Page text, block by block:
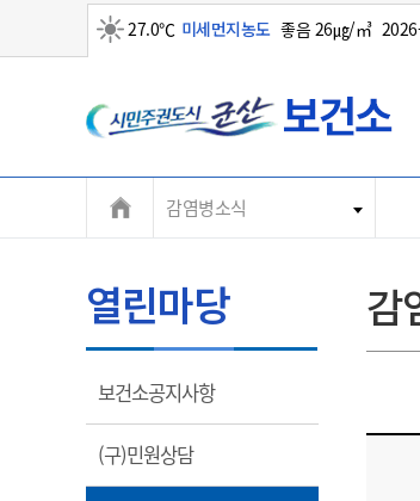
27.0℃ 미세먼지농도 좋음 26㎍/㎥
산
시
감염병소식
열린마당
보건소공지사항열
림
(구)민원상담열
림
감